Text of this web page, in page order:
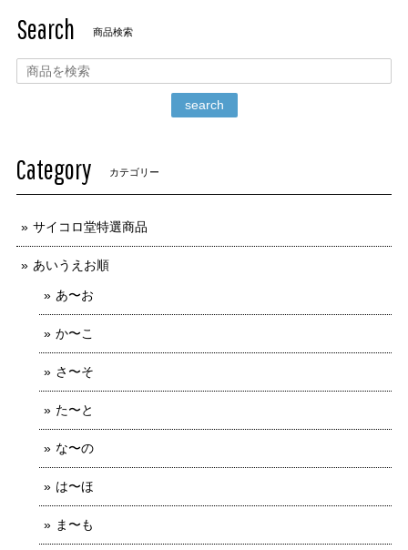
Search 商品検索
search
Category カテゴリー
サイコロ堂特選商品
あいうえお順
あ〜お
か〜こ
さ〜そ
た〜と
な〜の
は〜ほ
ま〜も